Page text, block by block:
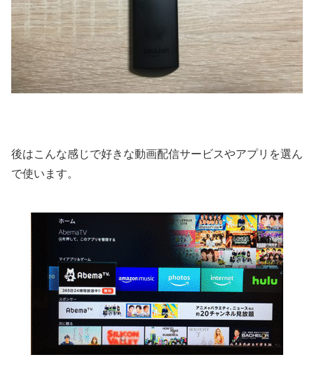
後はこんな感じで好きな動画配信サービスやアプリを選ん
で使います。